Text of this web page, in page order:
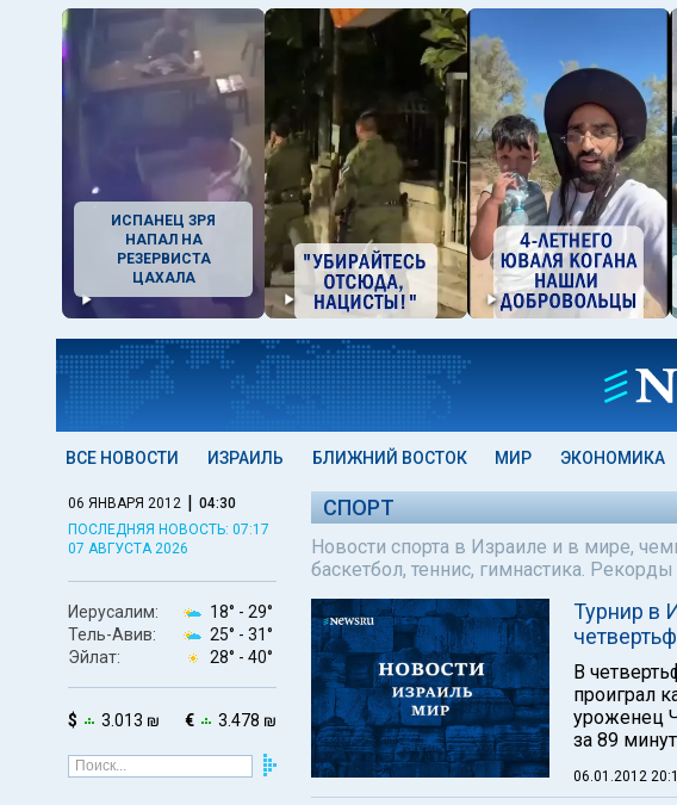
ИСПАНЕЦ ЗРЯ
НАПАЛ НА
РЕЗЕРВИСТА
ЦАХАЛА
ВСЕ НОВОСТИ ИЗРАИЛЬ БЛИЖНИЙ ВОСТОК МИР ЭКОНОМИКА
06 ЯНВАРЯ 2012 | 04:30
ПОСЛЕДНЯЯ НОВОСТЬ: 07:17
07 АВГУСТА 2026
Иерусалим: 18° - 29°
Тель-Авив:
25° - 31°
Эйлат:
28° - 40°
$ 3.013 ₪ € 3.478 ₪
СПОРТ
Новости спорта в Израиле и в мире,
баскетбол, теннис, гимнастика.
Турнир в
В
проиграл
уроженец
за 89
06.01.2012